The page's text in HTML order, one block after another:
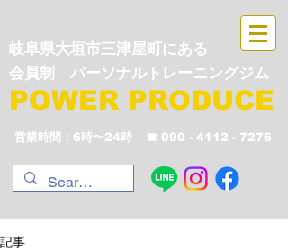
岐阜県大垣市三津屋町にある
会員制 パーソナルトレーニングジム
POWER PRODUCE
営業時間：6時〜24時 ☎︎ 090 - 4112 - 7276
記事